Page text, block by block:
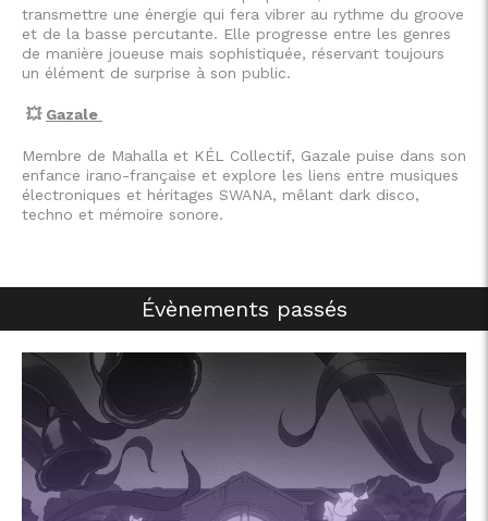
transmettre une énergie qui fera vibrer au rythme du groove
et de la basse percutante. Elle progresse entre les genres
de manière joueuse mais sophistiquée, réservant toujours
un élément de surprise à son public.
💥 Gazale
Membre de Mahalla et KÉL Collectif, Gazale puise dans son
enfance irano-française et explore les liens entre musiques
électroniques et héritages SWANA, mêlant dark disco,
techno et mémoire sonore.
Évènements passés